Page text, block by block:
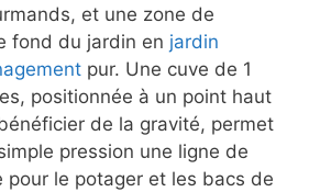
et une zone de
fond du jardin en jardin
pur. Une cuve de 1
positionnée à un point haut
de la gravité, permet
pression une ligne de
le potager et les bacs de